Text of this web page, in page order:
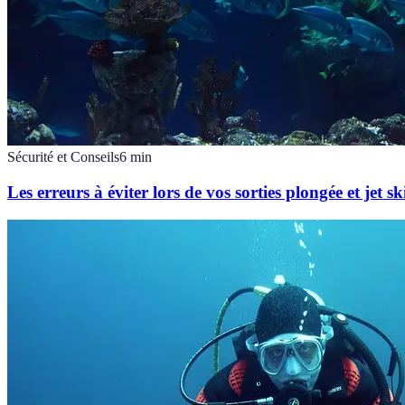
Sécurité et Conseils6 min
Les erreurs à éviter lors de vos sorties plongée et jet